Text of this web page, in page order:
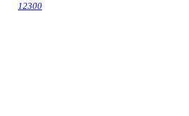
12300